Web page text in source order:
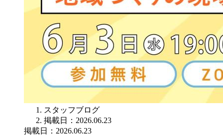
スタッフブログ
掲載日：2026.06.23
掲載日：2026.06.23